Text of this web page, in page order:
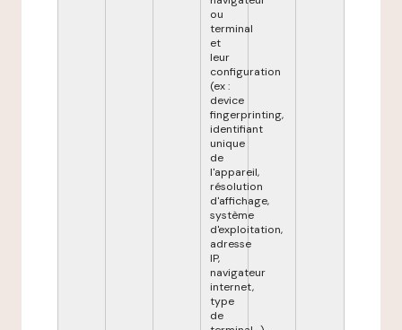
ou
terminal
et
leur
configuration
(ex :
device
fingerprinting,
identifiant
unique
de
l'appareil,
résolution
d'affichage,
système
d'exploitation,
adresse
IP,
navigateur
internet,
type
de